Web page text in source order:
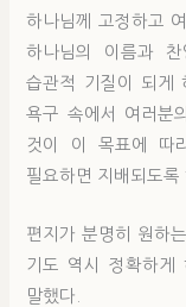
하나님께 고정하고
하나님의 이름과
습관적 기질이 되게
욕구 속에서 여러분
것이 이 목표에 따
필요하면 지배되도록
편지가 분명히 원하
기도 역시 정확하게
말했다.